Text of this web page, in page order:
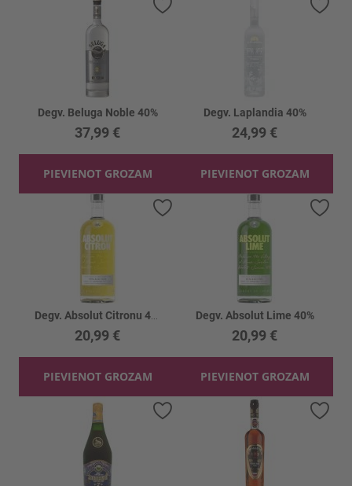
Degv. Beluga Noble 40%
37,99 €
PIEVIENOT GROZAM
Degv. Laplandia 40%
24,99 €
PIEVIENOT GROZAM
20,99 €
PIEVIENOT GROZAM
Pievienot vēlmju sarakstam
Degv. Absolut Lime 40%
20,99 €
PIEVIENOT GROZAM
Pievienot vēlmju sarakstam